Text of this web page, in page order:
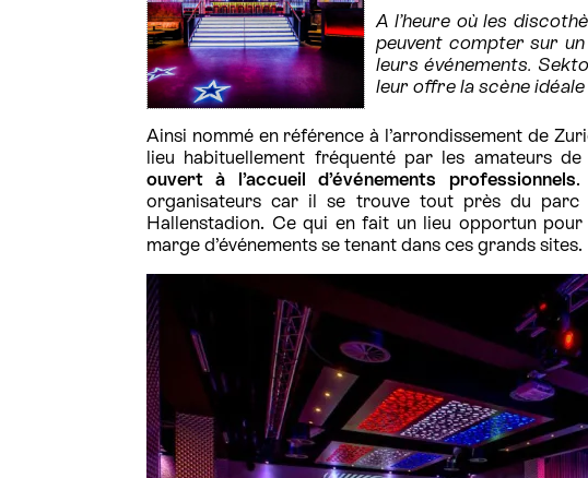
A l’heure où les
peuvent compter sur
leurs événements.
leur offre la scène
Ainsi nommé en référence à l’arrondissement de
lieu habituellement fréquenté par les amateurs
ouvert à l’accueil d’événements professionnels.
organisateurs car il se trouve tout près du parc
Hallenstadion. Ce qui en fait un lieu opportun
marge d’événements se tenant dans ces grands sites.